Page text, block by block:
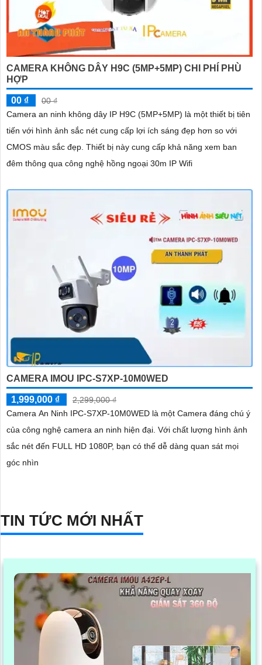
CAMERA KHÔNG DÂY H9C (5MP+5MP) CHI PHÍ PHÙ
HỢP
00 ₫
00 ₫
Camera an ninh không dây IP H9C (5MP+5MP) là một thiết bị tiên
tiến với hình ảnh sắc nét cung cấp lợi ích sáng đẹp hơn so với
CMOS màu sắc đẹp. Thiết bị này cung cấp khả năng xem ban
đêm thông qua công nghệ hồng ngoại 30m IP Wifi
CAMERA IMOU IPC-S7XP-10M0WED
1,999,000 ₫
2,299,000 ₫
Camera An Ninh IPC-S7XP-10M0WED là một Camera đáng chú ý
của công nghệ camera an ninh hiện đại. Với chất lượng hình ảnh
sắc nét đến FULL HD 1080P, bạn có thể dễ dàng quan sát mọi
góc nhìn
TIN TỨC MỚI NHẤT